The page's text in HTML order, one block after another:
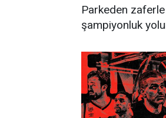
Parkeden
şampiyonluk